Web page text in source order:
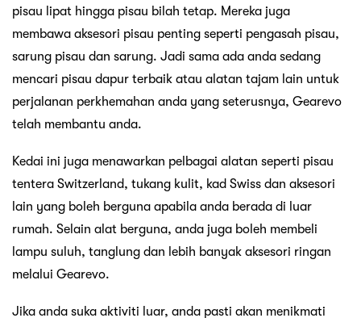
produk di Gearevo. Kedai ini juga membawa dapur, alat
memasak, penyimpanan makanan, penyejuk, dsb., untuk
menjadikan pengembaraan luar anda lebih mudah dan
menyeronokkan.
Membeli-belah di Gearevo menarik kerana anda boleh
menemui jenama yang berbeza di bawah satu bumbung.
Kedai ini menawarkan jenama popular seperti Argus,
Gerber, Biolite, Gear Aid, Nextool, Nature Hike dan banyak
lagi.
Satu lagi ciri hebat Gearevo ialah dasar bayaran baliknya,
yang memberi kuasa kepada pelanggan untuk
memulangkan pesanan mereka jika mereka tidak berpuas
hati 100%. Kedai akan memberikan
bayaran balikpenuh